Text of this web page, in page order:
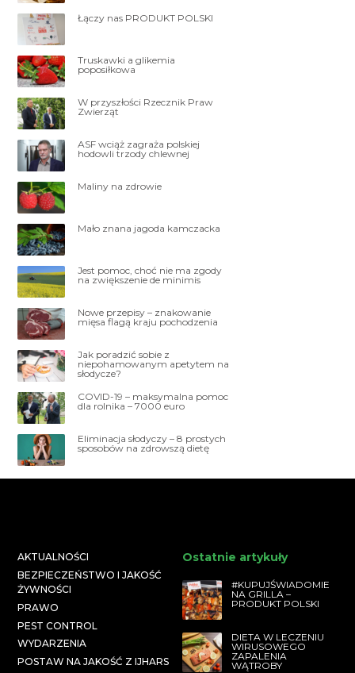
Łączy nas PRODUKT POLSKI
Truskawki a glikemia
poposiłkowa
W przyszłości Rzecznik Praw
Zwierząt
ASF wciąż zagraża polskiej
hodowli trzody chlewnej
Maliny na zdrowie
Mało znana jagoda kamczacka
Jest pomoc, choć nie ma zgody
na zwiększenie de minimis
Nowe przepisy – znakowanie
mięsa flagą kraju pochodzenia
Jak poradzić sobie z
niepohamowanym apetytem na
słodycze?
COVID-19 – maksymalna pomoc
dla rolnika – 7000 euro
Eliminacja słodyczy – 8 prostych
sposobów na zdrowszą dietę
AKTUALNOŚCI
BEZPIECZEŃSTWO I JAKOŚĆ
ŻYWNOŚCI
PRAWO
PEST CONTROL
WYDARZENIA
POSTAW NA JAKOŚĆ Z IJHARS
Ostatnie artykuły
#KUPUJŚWIADOMIE
NA GRILLA –
PRODUKT POLSKI
DIETA W LECZENIU
WIRUSOWEGO
ZAPALENIA
WĄTROBY